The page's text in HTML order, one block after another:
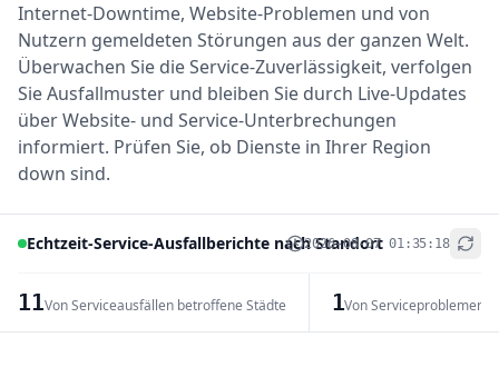
Internet-Downtime, Website-Problemen und von
Nutzern gemeldeten Störungen aus der ganzen Welt.
Überwachen Sie die Service-Zuverlässigkeit, verfolgen
Sie Ausfallmuster und bleiben Sie durch Live-Updates
über Website- und Service-Unterbrechungen
informiert. Prüfen Sie, ob Dienste in Ihrer Region
down sind.
Echtzeit-Service-Ausfallberichte nach Standort
2026-08-07 01:35:18
11Von Serviceausfällen betroffene Städte 1Von Serviceproblemen
+